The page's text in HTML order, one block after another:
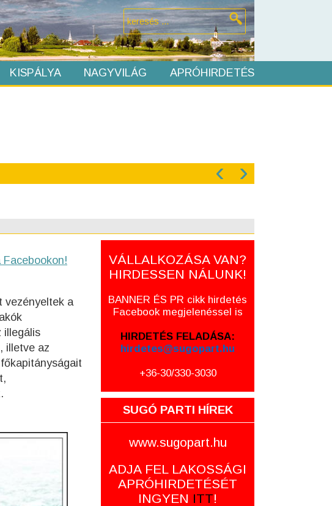
KISPÁLYA NAGYVILÁG APRÓHIRDETÉS
‹ ›
vezényeltek a
illegális
illetve az
VÁLLALKOZÁSA VAN?
HIRDESSEN NÁLUNK!
BANNER ÉS PR cikk hirdetés
Facebook megjelenéssel is
HIRDETÉS FELADÁSA:
hirdetes@sugopart.hu
+36-30/330-3030
SUGÓ PARTI HÍREK
www.sugopart.hu
ADJA FEL LAKOSSÁGI
APRÓHIRDETÉSÉT
INGYEN ITT!